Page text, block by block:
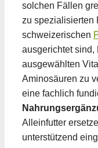
solchen Fällen
zu spezialisierten
schweizerischen
ausgerichtet sind,
ausgewählten
Aminosäuren zu
eine fachlich
Alleinfutter
unterstützend